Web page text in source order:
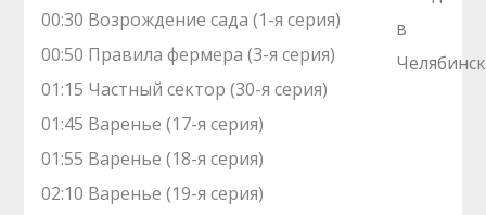
00:30 Возрождение сада (1-я серия)
00:50 Правила фермера (3-я серия)
01:15 Частный сектор (30-я серия)
01:45 Варенье (17-я серия)
01:55 Варенье (18-я серия)
02:10 Варенье (19-я серия)